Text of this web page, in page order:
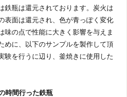
鉄瓶は還元されております。炭火は
表面は還元され、色が青っぽく変化
味の点で性能に大きく影響を与えま
めに、以下のサンプルを製作して頂
験を行うに辺り、釜焼きに使用した
時間行った鉄瓶